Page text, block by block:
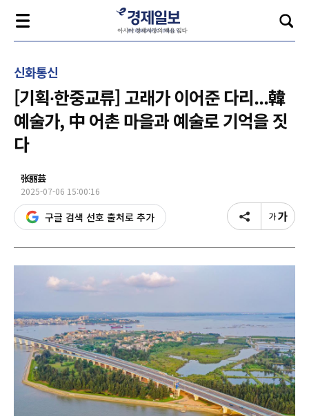
신화통신
[기획∙한중교류] 고래가 이어준 다리...韓
예술가, 中 어촌 마을과 예술로 기억을 짓
다
张丽芸
2025-07-06 15:00:16
구글 검색 선호 출처로 추가